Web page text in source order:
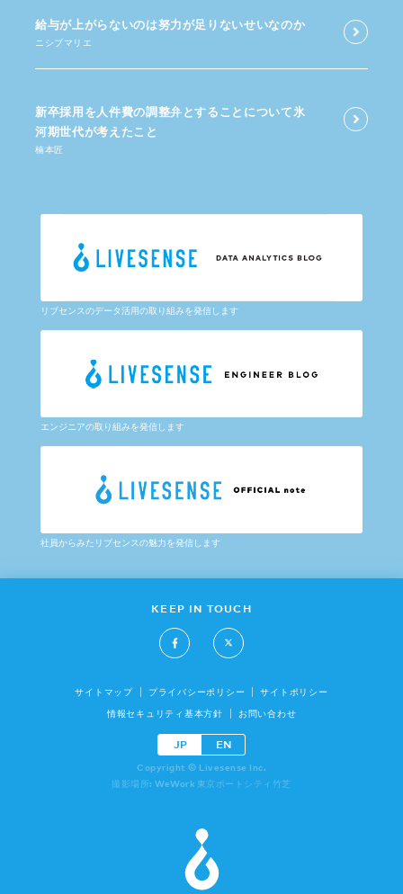
給与が​上がらないのは​努力が​足りないせいなのか
ニシブマリエ
新卒採用を​人件費の​調整弁と​する​ことに​ついて​氷
河期世代が​考えた​こと
楠本匠
リブセンスのデータ活用の取り組みを発信します
エンジニアの取り組みを発信します
社員からみたリブセンスの魅力を発信します
KEEP IN TOUCH
サイトマップ プライバシーポリシー サイトポリシー
情報セキュリティ基本方針 お問い合わせ
JP EN
Copyright © Livesense Inc.
撮影場所: WeWork 東京ポートシティ竹芝